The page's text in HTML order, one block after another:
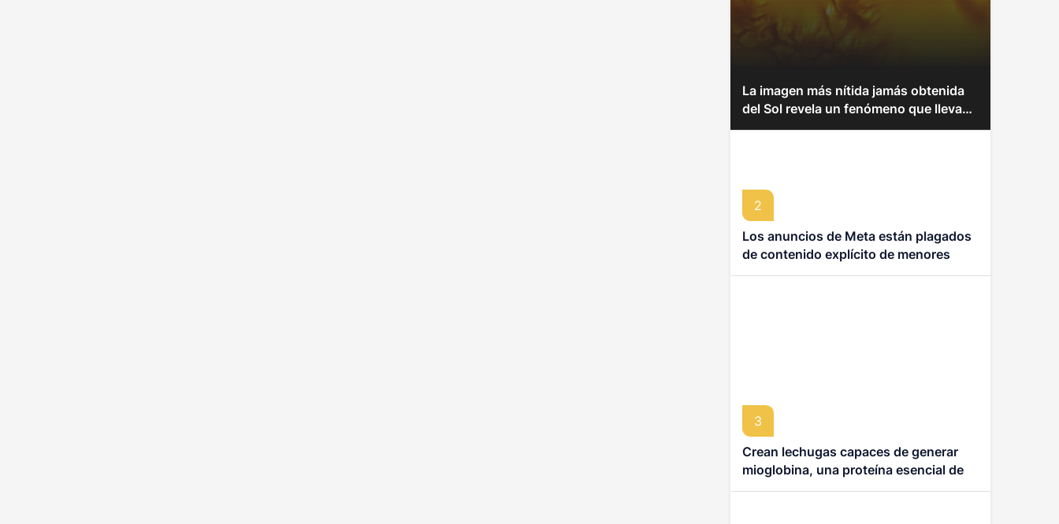
La imagen más nítida jamás obtenida
del Sol revela un fenómeno que llevaba
más de un siglo oculto
2
Los anuncios de Meta están plagados
de contenido explícito de menores
hecho con IA
3
Crean lechugas capaces de generar
mioglobina, una proteína esencial de la
carne